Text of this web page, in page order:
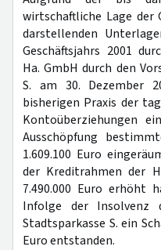
wirtschaftliche Lage der
darstellenden
Geschäftsjahrs 2001
Ha. GmbH durch den
S. am 30. Dezember
bisherigen Praxis der
Kontoüberziehungen
Ausschöpfung
1.609.100 Euro
der Kreditrahmen der
7.490.000 Euro erhöht
Infolge der Insolvenz
Stadtsparkasse S. ein
Euro entstanden.